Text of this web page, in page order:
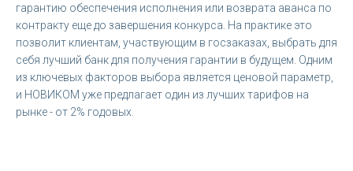
гарантию обеспечения исполнения или возврата аванса по
контракту еще до завершения конкурса. На практике это
позволит клиентам, участвующим в госзаказах, выбрать для
себя лучший банк для получения гарантии в будущем. Одним
из ключевых факторов выбора является ценовой параметр,
и НОВИКОМ уже предлагает один из лучших тарифов на
рынке - от 2% годовых.